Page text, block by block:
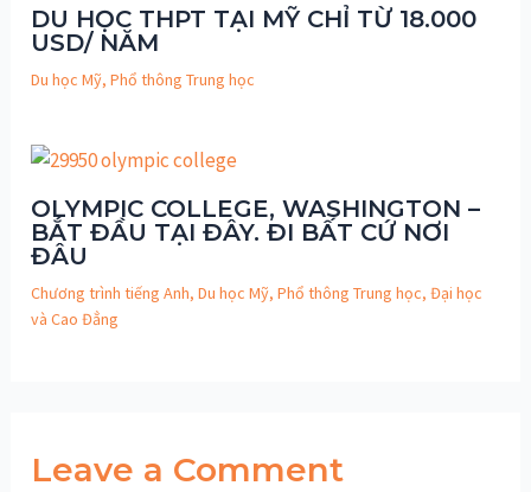
DU HỌC THPT TẠI MỸ CHỈ TỪ 18.000
USD/ NĂM
Du học Mỹ,Phổ thông Trung học
OLYMPIC COLLEGE, WASHINGTON –
BẮT ĐẦU TẠI ĐÂY. ĐI BẤT CỨ NƠI
ĐÂU
Chương trình tiếng Anh,Du học Mỹ,Phổ thông Trung học,Đại học
và Cao Đẳng
Leave a Comment